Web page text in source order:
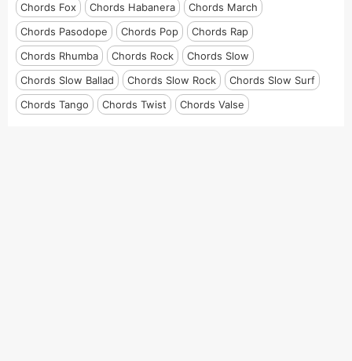
Chords Fox
Chords Habanera
Chords March
Chords Pasodope
Chords Pop
Chords Rap
Chords Rhumba
Chords Rock
Chords Slow
Chords Slow Ballad
Chords Slow Rock
Chords Slow Surf
Chords Tango
Chords Twist Chords Valse